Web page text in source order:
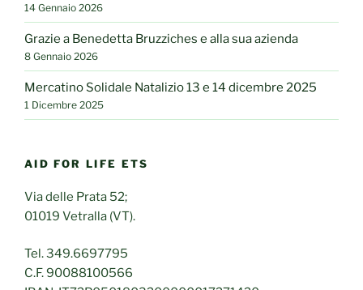
14 Gennaio 2026
Grazie a Benedetta Bruzziches e alla sua azienda
8 Gennaio 2026
Mercatino Solidale Natalizio 13 e 14 dicembre 2025
1 Dicembre 2025
AID FOR LIFE ETS
Via delle Prata 52;
01019 Vetralla (VT).
Tel. 349.6697795
C.F. 90088100566